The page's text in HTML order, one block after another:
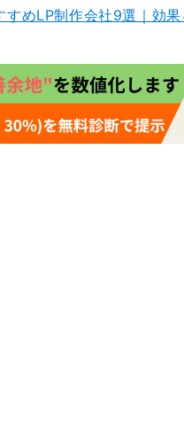
すめLP制作会社9選｜効